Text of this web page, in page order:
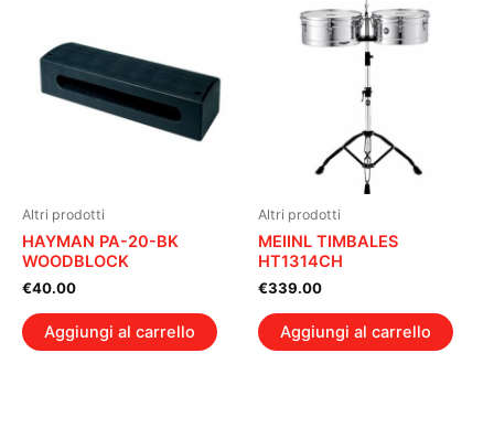
Altri prodotti
HAYMAN PA-20-BK
WOODBLOCK
€40.00
Aggiungi al carrello
Altri prodotti
MEIINL TIMBALES
HT1314CH
€339.00
Aggiungi al carrello